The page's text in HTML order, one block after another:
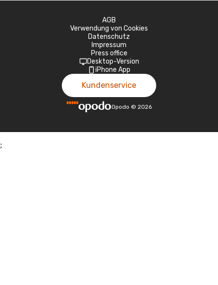
AGB
Verwendung von Cookies
Datenschutz
Impressum
Press office
Desktop-Version
iPhone App
Kundenservice
Opodo © 2026
;